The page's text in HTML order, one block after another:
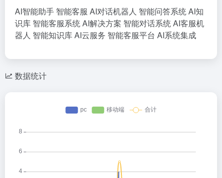
AI智能助手 智能客服 AI对话机器人 智能问答系统AI知
识库 智能客服系统AI解决方案 智能对话系统AI客服机
器人 智能知识库AI云服务 智能客服平台 AI系统集成
数据统计